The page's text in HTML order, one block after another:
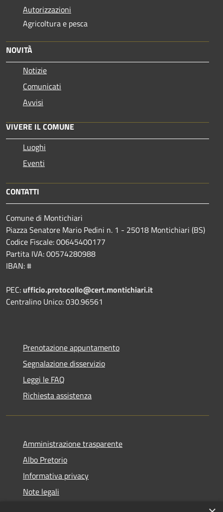
Autorizzazioni
Agricoltura e pesca
NOVITÀ
Notizie
Comunicati
Avvisi
VIVERE IL COMUNE
Luoghi
Eventi
CONTATTI
Comune di Montichiari
Piazza Senatore Mario Pedini n. 1 - 25018 Montichiari (BS)
Codice Fiscale: 00645400177
Partita IVA: 00574280988
IBAN: #
PEC: ufficio.protocollo@cert.montichiari.it
Centralino Unico: 030.96561
Prenotazione appuntamento
Segnalazione disservizio
Leggi le FAQ
Richiesta assistenza
Amministrazione trasparente
Albo Pretorio
Informativa privacy
Note legali